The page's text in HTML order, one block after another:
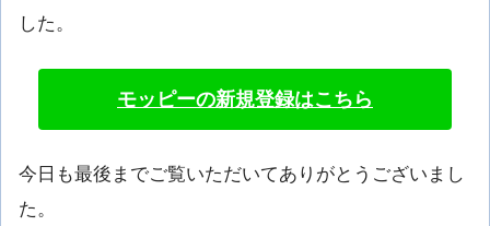
した。
モッピーの新規登録はこちら
今日も最後までご覧いただいてありがとうございまし
た。